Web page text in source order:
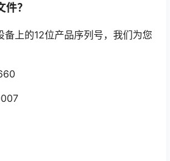
？
备上的12位产品序列号，我们为您